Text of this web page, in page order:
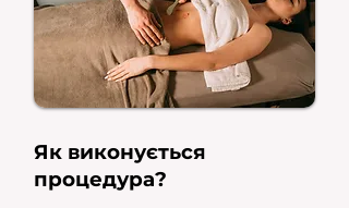
Як виконується
процедура?